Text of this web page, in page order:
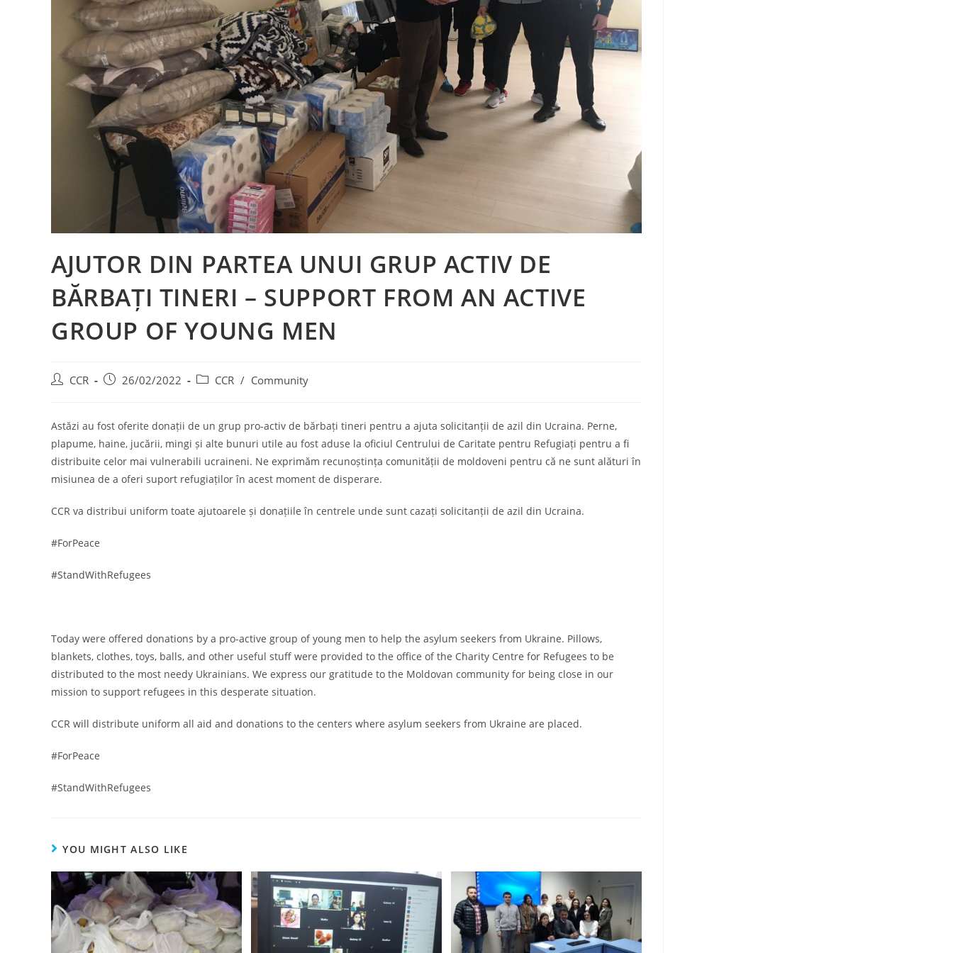
AJUTOR DIN PARTEA UNUI GRUP ACTIV DE
BĂRBAȚI TINERI – SUPPORT FROM AN ACTIVE
GROUP OF YOUNG MEN
CCR 26/02/2022 CCR / Community
Astăzi au fost oferite donații de un grup pro-activ de bărbați tineri pentru a ajuta solicitanții de azil din Ucraina. Perne,
plapume, haine, jucării, mingi și alte bunuri utile au fost aduse la oficiul Centrului de Caritate pentru Refugiați pentru a fi
distribuite celor mai vulnerabili ucraineni. Ne exprimăm recunoștința comunității de moldoveni pentru că ne sunt alături în
misiunea de a oferi suport refugiaților în acest moment de disperare.
CCR va distribui uniform toate ajutoarele și donațiile în centrele unde sunt cazați solicitanții de azil din Ucraina.
#ForPeace
#StandWithRefugees
Today were offered donations by a pro-active group of young men to help the asylum seekers from Ukraine. Pillows,
blankets, clothes, toys, balls, and other useful stuff were provided to the office of the Charity Centre for Refugees to be
distributed to the most needy Ukrainians. We express our gratitude to the Moldovan community for being close in our
mission to support refugees in this desperate situation.
CCR will distribute uniform all aid and donations to the centers where asylum seekers from Ukraine are placed.
#ForPeace
#StandWithRefugees
YOU MIGHT ALSO LIKE